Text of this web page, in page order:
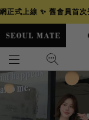
正式上線 ✨ 舊會員首